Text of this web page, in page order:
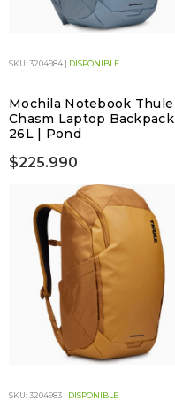
SKU: 3204984 | DISPONIBLE
Mochila Notebook Thule
Chasm Laptop Backpack
26L | Pond
$225.990
SKU: 3204983 | DISPONIBLE